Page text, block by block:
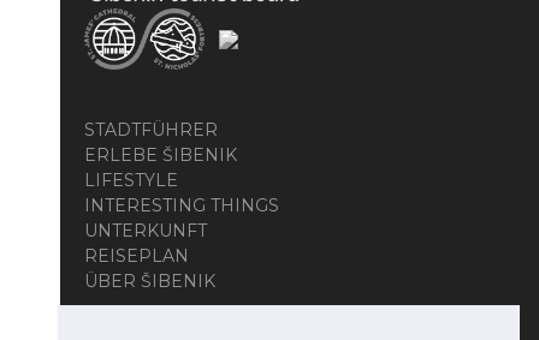
STADTFÜHRER
ERLEBE ŠIBENIK
LIFESTYLE
INTERESTING THINGS
UNTERKUNFT
REISEPLAN
ÜBER ŠIBENIK